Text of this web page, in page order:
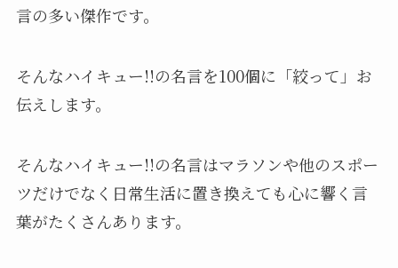
言の多い傑作です。
そんなハイキュー!!の名言を100個に「絞って」お
伝えします。
そんなハイキュー!!の名言はマラソンや他のスポー
ツだけでなく日常生活に置き換えても心に響く言
葉がたくさんあります。